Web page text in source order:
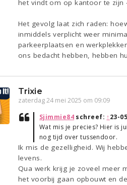
het vindt om op kantoor te
Het gevolg laat zich raden:
inmiddels verplicht weer
parkeerplaatsen en
ons bedacht hebben, hebben
Trixie
zaterdag 24 mei 2025 om 09:09
Sjimmie84 schreef: ↑23-
Wat mis je precies? Hier is
nog tijd over tussendoor.
Ik mis de gezelligheid. Wij
levens.
Qua werk krijg je zoveel meer
het voorbij gaan opbouwt en